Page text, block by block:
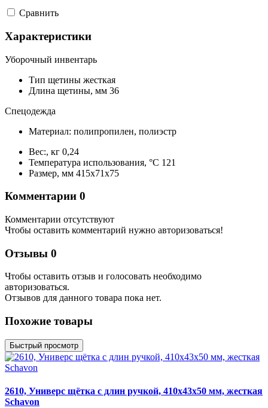
Cравнить
Характеристики
Уборочный инвентарь
Тип щетины жесткая
Длина щетины, мм 36
Спецодежда
Материал: полипропилен, полиэстр
Вес:, кг 0,24
Температура использования, °С 121
Размер, мм 415х71х75
Комментарии 0
Комментарии отсутствуют
Чтобы оставить комментарий нужно авторизоваться!
Отзывы 0
Чтобы оcтавить отзыв и голосовать необходимо
авторизоваться.
Отзывов для данного товара пока нет.
Похожие товары
Быстрый просмотр
2610, Универс щётка с длин ручкой, 410x43x50 мм, жесткая
Schavon